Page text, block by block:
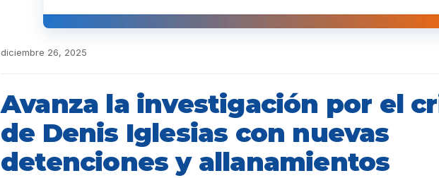
diciembre 26, 2025
Avanza la investigación por el
de Denis Iglesias con nuevas
detenciones y allanamientos